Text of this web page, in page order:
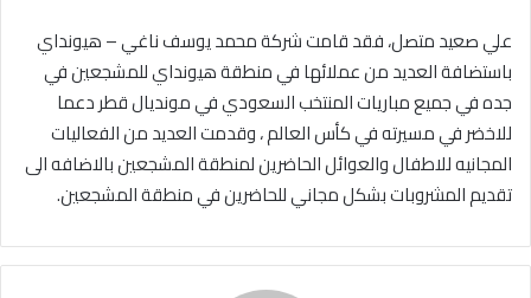
علي صعيد متصل، فقد قامت شركة محمد يوسف ناغي – هيونداي
باستضافة العديد من عملائها في منطقة هيونداي للمشجعين في
جده في جميع مباريات المنتخب السعودي في مونديال قطر دعما
للاخضر في مسيرته في كأس العالم ، وقدمت العديد من الفعاليات
المجانيه للاطفال والعوائل الحاضرين لمنطقة المشجعين بالاضافه الى
تقديم المشروبات بشكل مجاني للحاضرين في منطقة المشجعين.